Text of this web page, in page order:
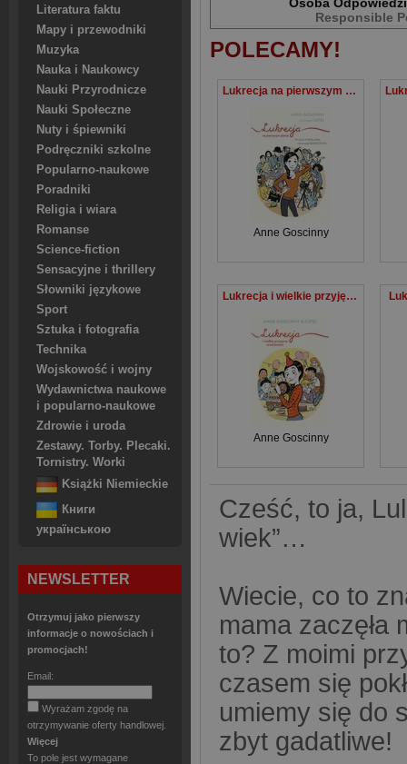
Literatura faktu
Mapy i przewodniki
Muzyka
Nauka i Naukowcy
Nauki Przyrodnicze
Nauki Społeczne
Nuty i śpiewniki
Podręczniki szkolne
Popularno-naukowe
Poradniki
Religia i wiara
Romanse
Science-fiction
Sensacyjne i thrillery
Słowniki językowe
Sport
Sztuka i fotografia
Technika
Wojskowość i wojny
Wydawnictwa naukowe
i popularno-naukowe
Zdrowie i uroda
Zestawy. Torby. Plecaki.
Tornistry. Worki
Książki Niemieckie
Книги
українською
NEWSLETTER
Otrzymuj jako pierwszy
informacje o nowościach i
promocjach!
Email:
Wyrażam zgodę na
otrzymywanie oferty handlowej.
Więcej
To pole jest wymagane
Responsible
POLECAMY!
Lukrecja na pierwszym planie
Anne Goscinny
Lukrecja i wielkie przyjęcie urodzinowe
Anne Goscinny
Cześć, to ja,
wiek”…
Wiecie, co to
mama zaczęła
to? Z moimi
czasem się
umiemy się do
zbyt gadatliwe!